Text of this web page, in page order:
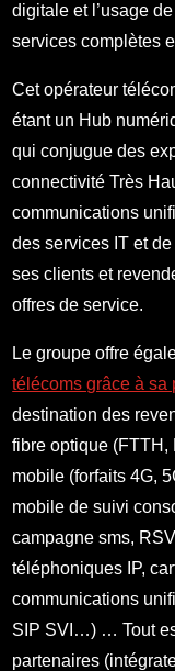
digitale et l’usage
services complètes
Cet opérateur
étant un Hub
qui conjugue des
connectivité Très
communications
des services IT et
ses clients et
offres de service.
Le groupe offre
télécoms grâce à sa
destination des
fibre optique
mobile (forfaits 4G,
mobile de suivi
campagne sms,
téléphoniques IP,
communications
SIP SVI…) … Tout
partenaires